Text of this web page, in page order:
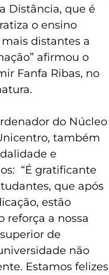
Distância, que é
o ensino
distantes a
afirmou o
Fanfa Ribas, no
do Núcleo
também
e
“É gratificante
que após
estão
reforça a nossa
de
não
Estamos felizes